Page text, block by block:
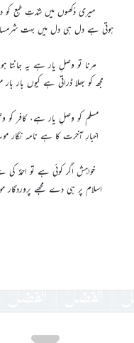
میری دُکھوں میں شدّتِ طبع کو
ہوتی ہے دل ہی دل میں بہت
مرنا تو وصلِ یار ہے یہ جانتا
مجھ کو بھلا ڈراتی ہے کیوں بار
مسلم کو وصلِ یار ہے، کافر کو
اخبارِ آخرت کا ہے نامہ نگار
خواہش اگر کوئی ہے تو احمدؐ کی
اسلام پر ہی دے مجھے پروردگار